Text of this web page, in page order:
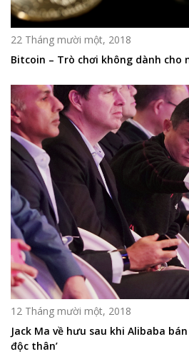
22 Tháng mười một, 2018
Bitcoin – Trò chơi không dành cho
12 Tháng mười một, 2018
Jack Ma về hưu sau khi Alibaba
độc thân’